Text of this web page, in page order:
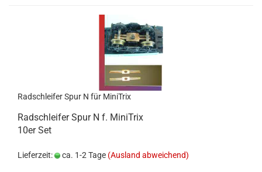
Radschleifer Spur N für MiniTrix
Radschleifer Spur N f. MiniTrix
10er Set
Lieferzeit: ca. 1-2 Tage (Ausland abweichend)